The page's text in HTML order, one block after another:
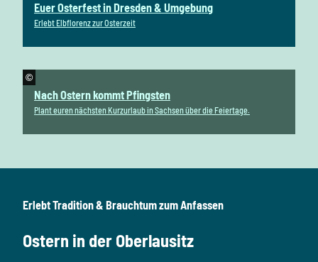
Euer Osterfest in Dresden & Umgebung
Erlebt Elbflorenz zur Osterzeit
©
Nach Ostern kommt Pfingsten
Plant euren nächsten Kurzurlaub in Sachsen über die Feiertage.
Erlebt Tradition & Brauchtum zum Anfassen
Ostern in der Oberlausitz